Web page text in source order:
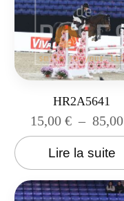
HR2A5641
15,00 € – 85,00
Lire la suite